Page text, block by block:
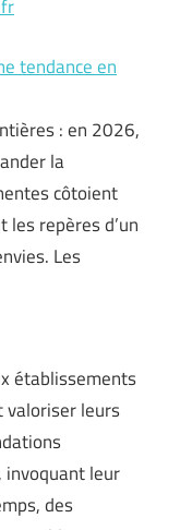
tendance en
: en 2026,
la
côtoient
repères d’un
Les
établissements
valoriser leurs
invoquant leur
des